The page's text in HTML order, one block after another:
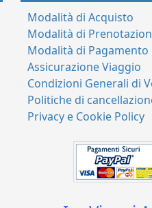
Modalità di Acquisto
Modalità di
Modalità di Pagamento
Assicurazione Viaggio
Condizioni Generali di
Politiche di
Privacy e Cookie Policy